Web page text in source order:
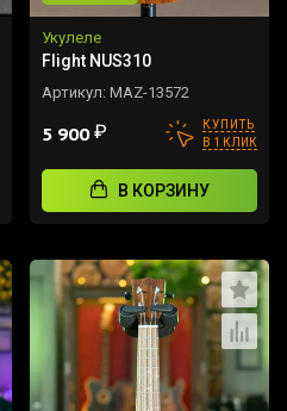
Укулеле
Flight NUS310
Артикул: MAZ-13572
5 900₽
КУПИТЬ
В 1 КЛИК
В КОРЗИНУ